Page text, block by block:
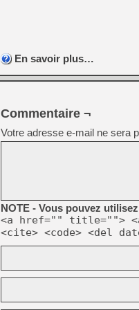
En savoir plus…
Commentaire ¬
Votre adresse e-mail ne sera
NOTE - Vous pouvez
<a href="" title="">
<cite> <code> <del